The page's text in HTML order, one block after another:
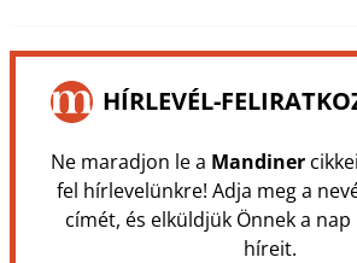
HÍRLEVÉL-
Ne maradjon le a Mandiner
fel hírlevelünkre! Adja meg a
címét, és elküldjük Önnek a
híreit.